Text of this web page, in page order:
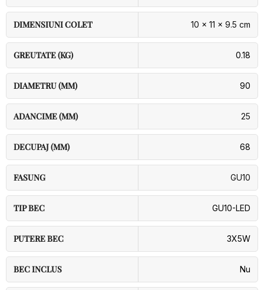
DIMENSIUNI COLET 10 × 11 × 9.5 cm
GREUTATE (KG) 0.18
DIAMETRU (MM) 90
ADANCIME (MM) 25
DECUPAJ (MM) 68
FASUNG GU10
TIP BEC GU10-LED
PUTERE BEC 3X5W
BEC INCLUS Nu